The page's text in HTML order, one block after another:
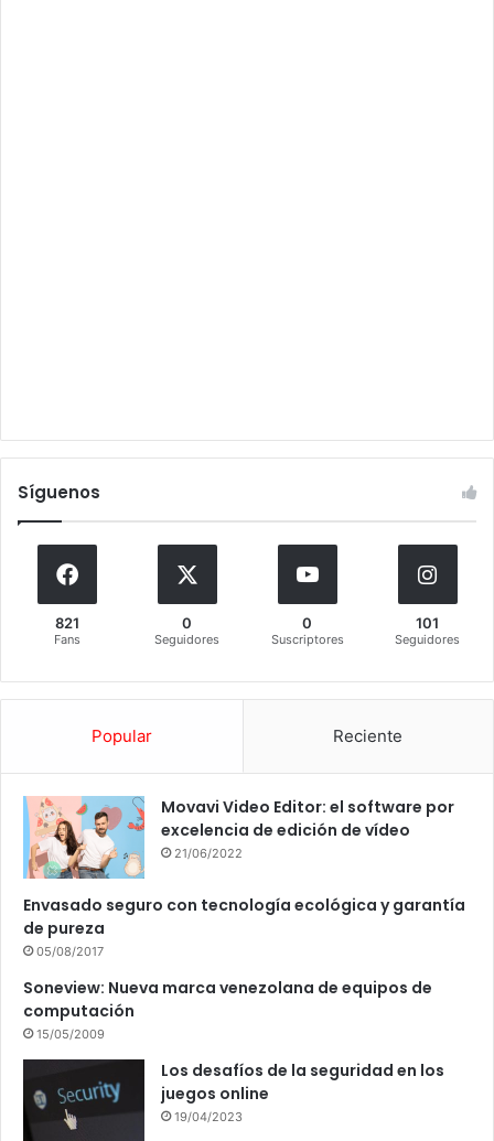
Síguenos
821
Fans
0
Seguidores
0
Suscriptores
101
Seguidores
Popular Reciente
Movavi Video Editor: el software por
excelencia de edición de vídeo
21/06/2022
Envasado seguro con tecnología ecológica y garantía
de pureza
05/08/2017
Soneview: Nueva marca venezolana de equipos de
computación
15/05/2009
Los desafíos de la seguridad en los
juegos online
19/04/2023